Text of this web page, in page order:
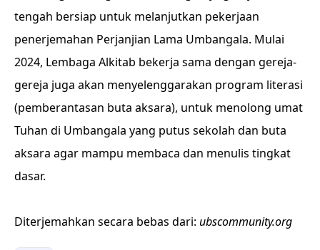
tengah bersiap untuk melanjutkan pekerjaan
penerjemahan Perjanjian Lama Umbangala. Mulai
2024, Lembaga Alkitab bekerja sama dengan gereja-
gereja juga akan menyelenggarakan program literasi
(pemberantasan buta aksara), untuk menolong umat
Tuhan di Umbangala yang putus sekolah dan buta
aksara agar mampu membaca dan menulis tingkat
dasar.
Diterjemahkan secara bebas dari: ubscommunity.org